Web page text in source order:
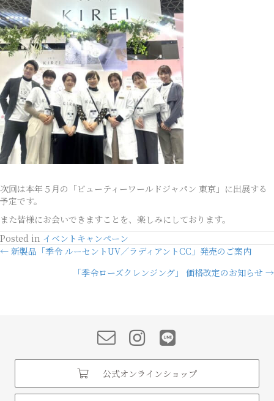
次回は本年５月の「ビューティーワールドジャパン 東京」に出展する
予定です。
また皆様にお会いできますことを、楽しみにしております。
Posted in イベントキャンペーン
Posts
navigation
← 新製品「季令 ルーセントUV／ラディアントCC」発売のご案内
「季令ローズクレンジング」 価格改定のお知らせ →
公式オンラインショップ